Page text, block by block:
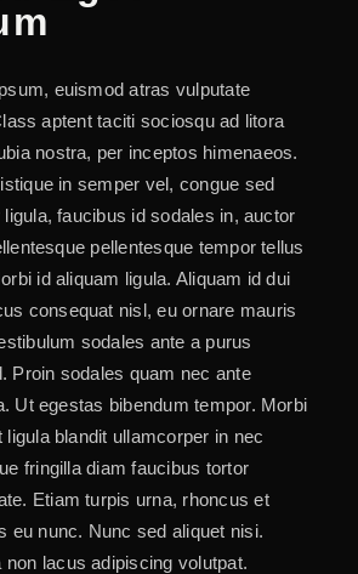
euismod atras vulputate
aptent taciti sociosqu ad litora
nostra, per inceptos himenaeos.
in semper vel, congue sed
faucibus id sodales in, auctor
pellentesque tempor tellus
id aliquam ligula. Aliquam id dui
consequat nisl, eu ornare mauris
sodales ante a purus
Proin sodales quam nec ante
Ut egestas bibendum tempor. Morbi
ligula blandit ullamcorper in nec
fringilla diam faucibus tortor
Etiam turpis urna, rhoncus et
eu nunc. Nunc sed aliquet nisi.
non lacus adipiscing volutpat.